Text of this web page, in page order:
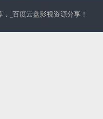
_百度云盘影视资源分享！